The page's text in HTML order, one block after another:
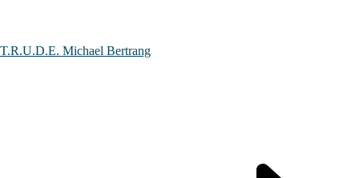
T.R.U.D.E. Michael Bertrang